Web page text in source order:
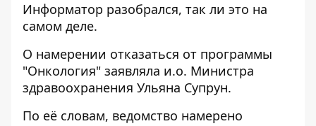
Информатор разобрался, так ли это на
самом деле.
О намерении отказаться от программы
"Онкология" заявляла и.о. Министра
здравоохранения Ульяна Супрун.
По её словам, ведомство намерено